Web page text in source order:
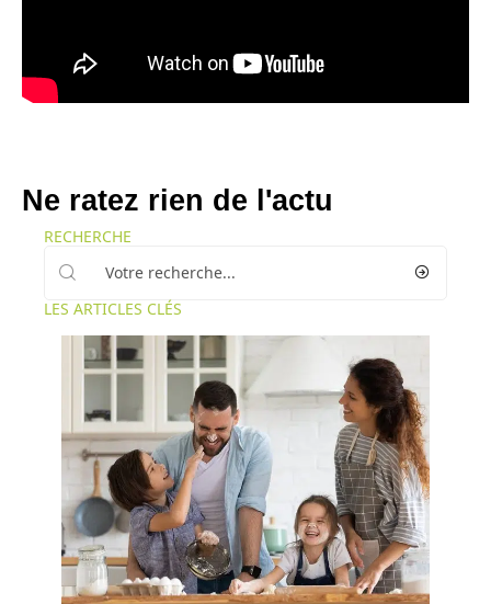
Ne ratez rien de l'actu
RECHERCHE
LES ARTICLES CLÉS